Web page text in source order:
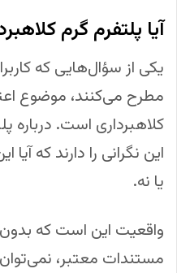
آیا پلتفرم گرم
یکی از سؤال‌هایی که
مطرح می‌کنند، موضوع
کلاهبرداری است. درباره
این نگرانی را دارند که
یا نه.
واقعیت این است که
مستندات معتبر،